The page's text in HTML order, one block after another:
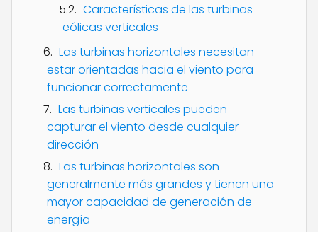
Características de las turbinas
eólicas verticales
Las turbinas horizontales necesitan
estar orientadas hacia el viento para
funcionar correctamente
Las turbinas verticales pueden
capturar el viento desde cualquier
dirección
Las turbinas horizontales son
generalmente más grandes y tienen una
mayor capacidad de generación de
energía